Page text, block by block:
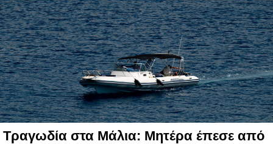
Τραγωδία στα Μάλια: Μητέρα έπεσε από